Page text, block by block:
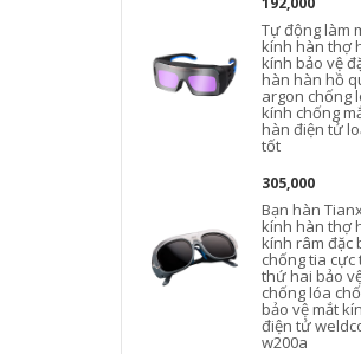
Tự động làm
kính hàn thợ
kính bảo vệ
hàn hàn hồ
argon chống
kính chống
hàn điện tử
tốt
305,000
Bạn hàn
kính hàn thợ
kính râm đặc
chống tia cực
thứ hai bảo
chống lóa
bảo vệ mắt
điện tử
w200a